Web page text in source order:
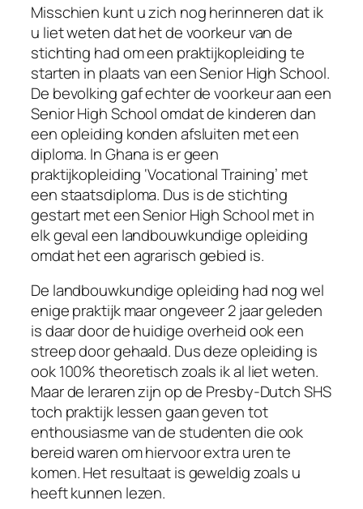
Misschien kunt u zich nog herinneren dat ik
u liet weten dat het de voorkeur van de
stichting had om een praktijkopleiding te
starten in plaats van een Senior High School.
De bevolking gaf echter de voorkeur aan een
Senior High School omdat de kinderen dan
een opleiding konden afsluiten met een
diploma. In Ghana is er geen
praktijkopleiding ‘Vocational Training’ met
een staatsdiploma. Dus is de stichting
gestart met een Senior High School met in
elk geval een landbouwkundige opleiding
omdat het een agrarisch gebied is.
De landbouwkundige opleiding had nog wel
enige praktijk maar ongeveer 2 jaar geleden
is daar door de huidige overheid ook een
streep door gehaald. Dus deze opleiding is
ook 100% theoretisch zoals ik al liet weten.
Maar de leraren zijn op de Presby-Dutch SHS
toch praktijk lessen gaan geven tot
enthousiasme van de studenten die ook
bereid waren om hiervoor extra uren te
komen. Het resultaat is geweldig zoals u
heeft kunnen lezen.